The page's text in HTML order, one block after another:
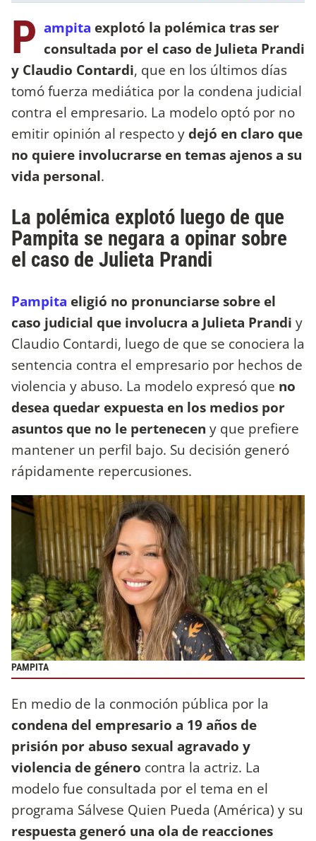
P ampita explotó la polémica tras ser
consultada por el caso de Julieta Prandi
y Claudio Contardi, que en los últimos días
tomó fuerza mediática por la condena judicial
contra el empresario. La modelo optó por no
emitir opinión al respecto ydejó en claro que
no quiere involucrarse en temas ajenos a su
vida personal.
La polémica explotó luego de que
Pampita se negara a opinar sobre
el caso de Julieta Prandi
Pampita eligió no pronunciarse sobre el
caso judicial que involucra a Julieta Prandi y
Claudio Contardi, luego de que se conociera la
sentencia contra el empresario por hechos de
violencia y abuso. La modelo expresó que no
desea quedar expuesta en los medios por
asuntos que no le pertenecen y que prefiere
mantener un perfil bajo. Su decisión generó
rápidamente repercusiones.
PAMPITA
En medio de la conmoción pública por la
condena del empresario a 19 años de
prisión por abuso sexual agravado y
violencia de género contra la actriz. La
modelo fue consultada por el tema en el
programa Sálvese Quien Pueda (América) y su
respuesta generó una ola de reacciones